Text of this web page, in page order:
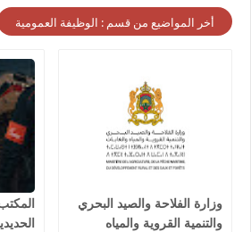
أخر المواضيع من قسم : الوظيفة العمومية
وزارة الفلاحة والصيد البحري
والتنمية القروية والمياه